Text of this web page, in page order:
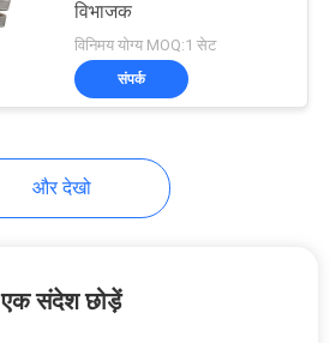
विभाजक
विनिमय योग्य MOQ:1 सेट
संपर्क
और देखो
एक संदेश छोड़ें